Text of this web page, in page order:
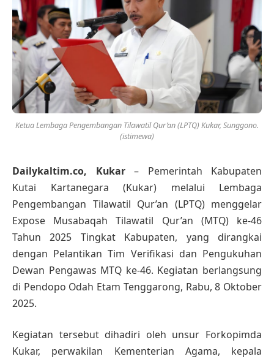
Ketua Lembaga Pengembangan Tilawatil Qur’an (LPTQ) Kukar, Sunggono.
(istimewa)
Dailykaltim.co, Kukar – Pemerintah Kabupaten
Kutai Kartanegara (Kukar) melalui Lembaga
Pengembangan Tilawatil Qur’an (LPTQ) menggelar
Expose Musabaqah Tilawatil Qur’an (MTQ) ke-46
Tahun 2025 Tingkat Kabupaten, yang dirangkai
dengan Pelantikan Tim Verifikasi dan Pengukuhan
Dewan Pengawas MTQ ke-46. Kegiatan berlangsung
di Pendopo Odah Etam Tenggarong, Rabu, 8 Oktober
2025.
Kegiatan tersebut dihadiri oleh unsur Forkopimda
Kukar, perwakilan Kementerian Agama, kepala